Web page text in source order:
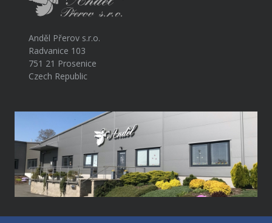
Anděl Přerov s.r.o.
Radvanice 103
751 21 Prosenice
Czech Republic